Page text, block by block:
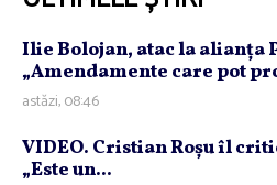
Ilie Bolojan, atac la alianţa
„Amendamente care pot
astăzi, 08:46
VIDEO. Cristian Roşu îl
„Este un...